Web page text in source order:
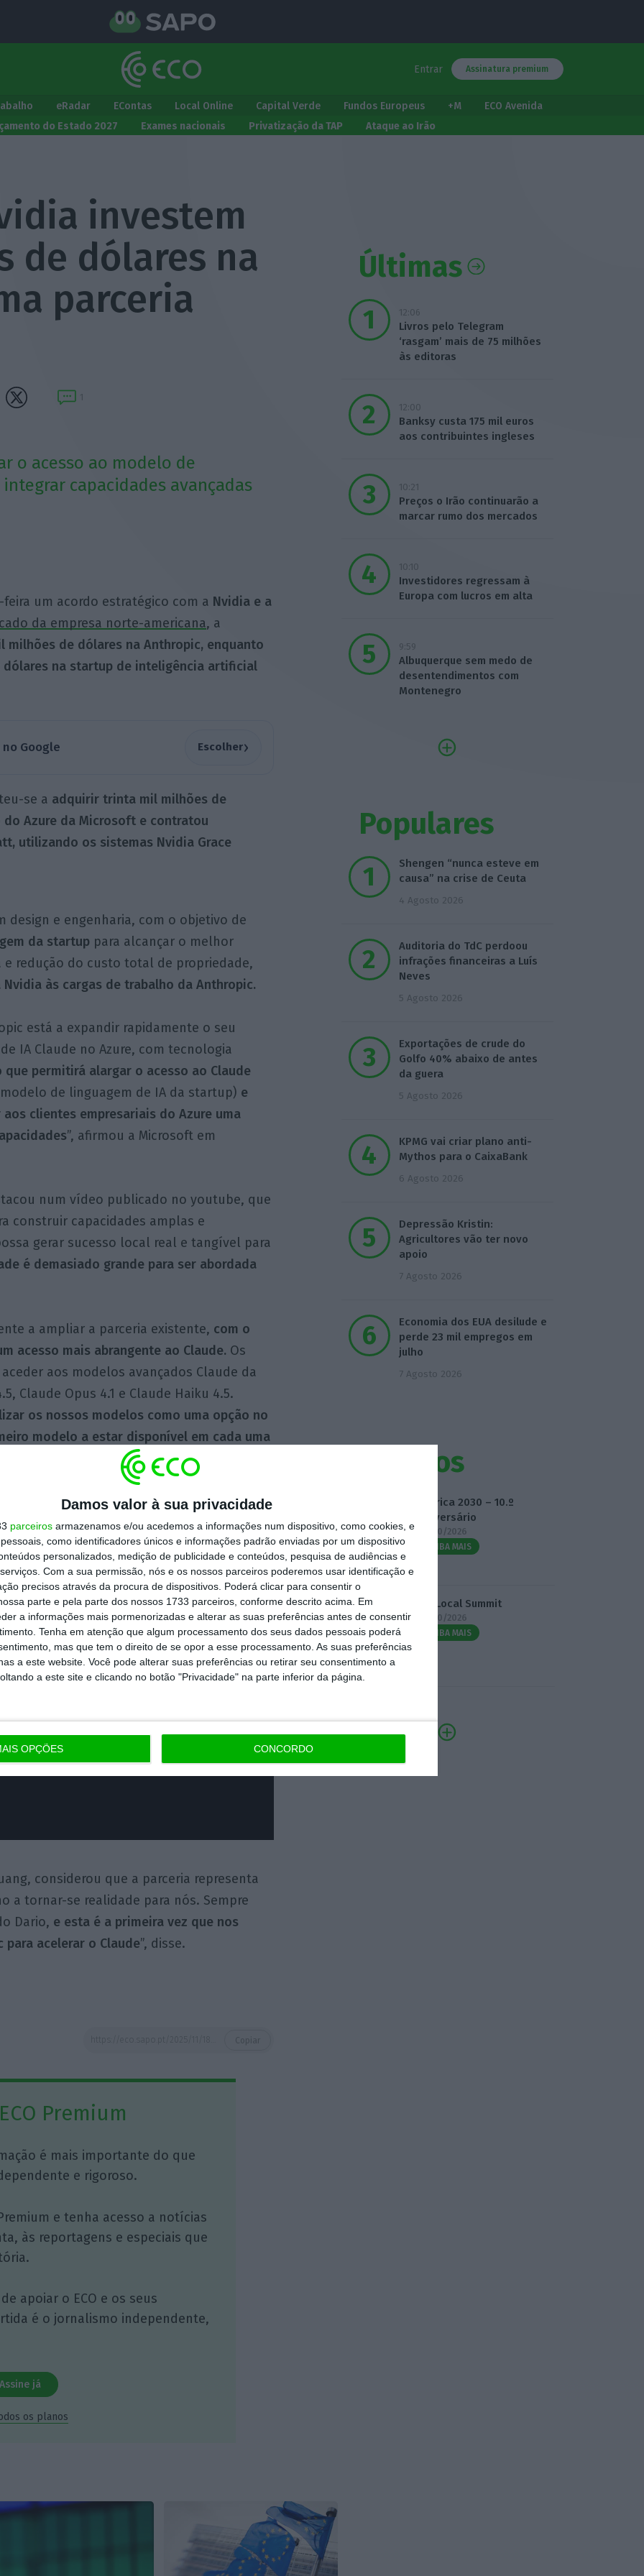
Damos valor à sua privacidade
parceiros armazenamos e/ou acedemos a informações num dispositivo, como cookies, e
como identificadores únicos e informações padrão enviadas por um dispositivo
personalizados, medição de publicidade e conteúdos, pesquisa de audiências e
Com a sua permissão, nós e os nossos parceiros poderemos usar identificação e
precisos através da procura de dispositivos. Poderá clicar para consentir o
parte e pela parte dos nossos 1733 parceiros, conforme descrito acima. Em
a informações mais pormenorizadas e alterar as suas preferências antes de consentir
Tenha em atenção que algum processamento dos seus dados pessoais poderá
mas que tem o direito de se opor a esse processamento. As suas preferências
a este website. Você pode alterar suas preferências ou retirar seu consentimento a
a este site e clicando no botão "Privacidade" na parte inferior da página.
OPÇÕES CONCORDO
Entrar Assinatura premium
eRadar EContas Local Online Capital Verde Fundos Europeus +M
ECO Avenida
do Estado 2027 Exames nacionais Privatização da TAP Ataque ao Irão
investem
de dólares na
parceria
1
o acesso ao modelo de
capacidades avançadas
um acordo estratégico com a Nvidia e a
da empresa norte-americana, a
de dólares na Anthropic, enquanto
na startup de inteligência artificial
Google Escolher›
se a adquirir trinta mil milhões de
Azure da Microsoft e contratou
utilizando os sistemas Nvidia Grace
design e engenharia, com o objetivo de
da startup para alcançar o melhor
redução do custo total de propriedade,
às cargas de trabalho da Anthropic.
está a expandir rapidamente o seu
IA Claude no Azure, com tecnologia
que permitirá alargar o acesso ao Claude
de linguagem de IA da startup) e
clientes empresariais do Azure uma
”, afirmou a Microsoft em
num vídeo publicado no youtube, que
construir capacidades amplas e
gerar sucesso local real e tangível para
é demasiado grande para ser abordada
a ampliar a parceria existente, com o
acesso mais abrangente ao Claude. Os
aos modelos avançados Claude da
Claude Opus 4.1 e Claude Haiku 4.5.
os nossos modelos como uma opção no
modelo a estar disponível em cada uma
Amodei, CEO da Anthropic, no vídeo
considerou que a parceria representa
a tornar-se realidade para nós. Sempre
Dario, e esta é a primeira vez que nos
acelerar o Claude”, disse.
Premium
é mais importante do que
e rigoroso.
e tenha acesso a notícias
às reportagens e especiais que
apoiar o ECO e os seus
é o jornalismo independente,
Assine já
os planos
Últimas
12:06
Livros pelo Telegram
‘rasgam’ mais de 75 milhões
às editoras
12:00
Banksy custa 175 mil euros
aos contribuintes ingleses
10:21
Preços o Irão continuarão a
marcar rumo dos mercados
10:10
Investidores regressam à
Europa com lucros em alta
9:59
Albuquerque sem medo de
desentendimentos com
Montenegro
Populares
Shengen “nunca esteve em
causa” na crise de Ceuta
4 Agosto 2026
Auditoria do TdC perdoou
infrações financeiras a Luís
Neves
5 Agosto 2026
Exportações de crude do
Golfo 40% abaixo de antes
da guera
5 Agosto 2026
KPMG vai criar plano anti-
Mythos para o CaixaBank
6 Agosto 2026
Depressão Kristin:
Agricultores vão ter novo
apoio
7 Agosto 2026
Economia dos EUA desilude e
perde 23 mil empregos em
julho
7 Agosto 2026
Eventos
Fábrica 2030 – 10.º
Aniversário
14/10/2026
SAIBA MAIS
3.º Local Summit
07/10/2026
SAIBA MAIS